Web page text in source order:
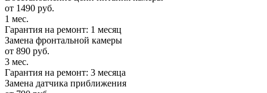
от 1490 руб.
1 мес.
Гарантия на ремонт: 1 месяц
Замена фронтальной камеры
от 890 руб.
3 мес.
Гарантия на ремонт: 3 месяца
Замена датчика приближения